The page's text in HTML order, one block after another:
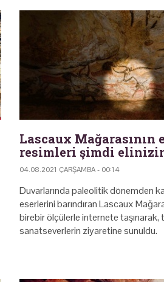
Lascaux Mağarasının
resimleri şimdi
04.08.2021 ÇARŞAMBA - 00:14
Duvarlarında paleolitik dönemden
eserlerini barındıran Lascaux
birebir ölçülerle internete taşınarak,
sanatseverlerin ziyaretine sunuldu.